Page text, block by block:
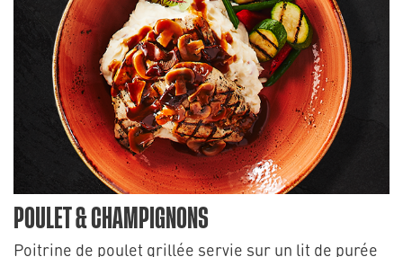
POULET & CHAMPIGNONS
Poitrine de poulet grillée servie sur un lit de purée